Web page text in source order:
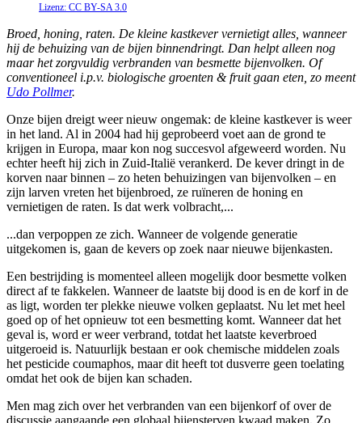
Lizenz: CC BY-SA 3.0
Broed, honing, raten. De kleine kastkever vernietigt alles, wanneer
hij de behuizing van de bijen binnendringt. Dan helpt alleen nog
maar het zorgvuldig verbranden van besmette bijenvolken. Of
conventioneel i.p.v. biologische groenten & fruit gaan eten, zo meent
Udo Pollmer.
Onze bijen dreigt weer nieuw ongemak: de kleine kastkever is weer
in het land. Al in 2004 had hij geprobeerd voet aan de grond te
krijgen in Europa, maar kon nog succesvol afgeweerd worden. Nu
echter heeft hij zich in Zuid-Italië verankerd. De kever dringt in de
korven naar binnen – zo heten behuizingen van bijenvolken – en
zijn larven vreten het bijenbroed, ze ruïneren de honing en
vernietigen de raten. Is dat werk volbracht,...
...dan verpoppen ze zich. Wanneer de volgende generatie
uitgekomen is, gaan de kevers op zoek naar nieuwe bijenkasten.
Een bestrijding is momenteel alleen mogelijk door besmette volken
direct af te fakkelen. Wanneer de laatste bij dood is en de korf in de
as ligt, worden ter plekke nieuwe volken geplaatst. Nu let met heel
goed op of het opnieuw tot een besmetting komt. Wanneer dat het
geval is, word er weer verbrand, totdat het laatste keverbroed
uitgeroeid is. Natuurlijk bestaan er ook chemische middelen zoals
het pesticide coumaphos, maar dit heeft tot dusverre geen toelating
omdat het ook de bijen kan schaden.
Men mag zich over het verbranden van een bijenkorf of over de
discussie aangaande een globaal bijensterven kwaad maken. Zo